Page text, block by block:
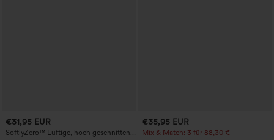
€31,95 EUR
SoftlyZero™ Luftige, hoch geschnittene,
€35,95 EUR
Mix & Match: 3 für 88,30 €